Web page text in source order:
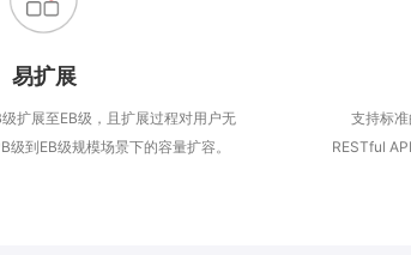
易扩展
扩展至EB级，且扩展过程对用户无
级到EB级规模场景下的容量扩容。
支持标
RESTful